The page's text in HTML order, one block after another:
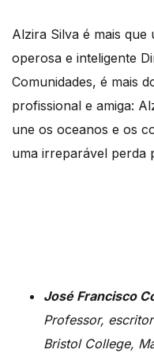
Alzira Silva é mais que
operosa e inteligente
Comunidades, é mais
profissional e amiga:
une os oceanos e os
uma irreparável perda
José Francisco
Professor, escritor
Bristol College,